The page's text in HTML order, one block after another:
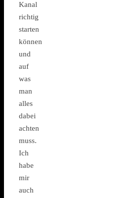
Kanal
richtig
starten
können
und
auf
was
man
alles
dabei
achten
muss.
Ich
habe
mir
auch